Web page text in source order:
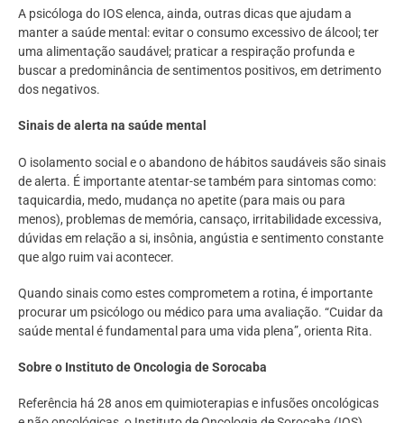
A psicóloga do IOS elenca, ainda, outras dicas que ajudam a
manter a saúde mental: evitar o consumo excessivo de álcool; ter
uma alimentação saudável; praticar a respiração profunda e
buscar a predominância de sentimentos positivos, em detrimento
dos negativos.
Sinais de alerta na saúde mental
O isolamento social e o abandono de hábitos saudáveis são sinais
de alerta. É importante atentar-se também para sintomas como:
taquicardia, medo, mudança no apetite (para mais ou para
menos), problemas de memória, cansaço, irritabilidade excessiva,
dúvidas em relação a si, insônia, angústia e sentimento constante
que algo ruim vai acontecer.
Quando sinais como estes comprometem a rotina, é importante
procurar um psicólogo ou médico para uma avaliação. “Cuidar da
saúde mental é fundamental para uma vida plena”, orienta Rita.
Sobre o Instituto de Oncologia de Sorocaba
Referência há 28 anos em quimioterapias e infusões oncológicas